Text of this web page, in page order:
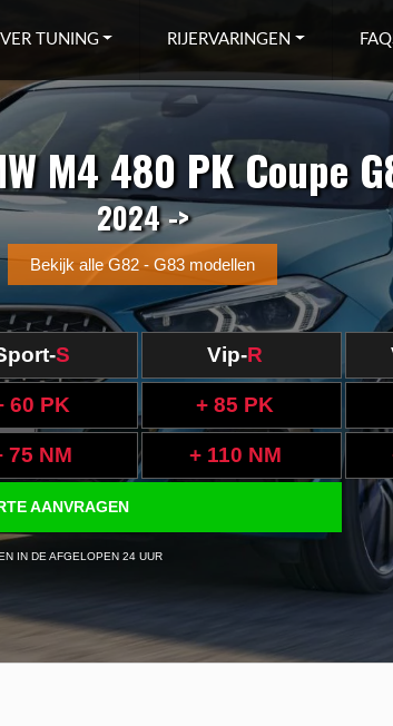
TUNING RIJERVARINGEN
M4 480 PK Coupe
2024 ->
Bekijk alle G82 - G83 modellen
S Vip-R
60 PK + 85 PK
75 NM + 110 NM
AANVRAGEN
IN DE AFGELOPEN 24 UUR